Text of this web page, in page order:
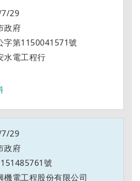
29
政府
字第1150041571號
水電工程行
29
政府
號
機電工程股份有限公司